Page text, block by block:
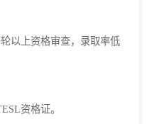
以上资格审查，录取率低
资格证。